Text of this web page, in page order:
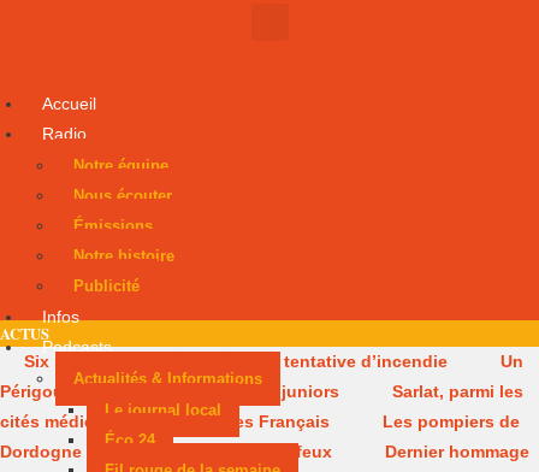
Accueil
Radio
Notre équipe
Nous écouter
Émissions
Notre histoire
Publicité
Infos
Podcasts
Actualités & Informations
Le journal local
Éco 24
ACTUS
Six mois avec sursis après une tentative d’incendie
Un
Périgourdin en lice aux Mondiaux juniors
Sarlat, parmi les
cités médiévales préférées des Français
Les pompiers de
Dordogne de retour après les méga-feux
Dernier hommage